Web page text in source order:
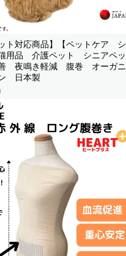
ット対応商品】【ペットケア シ
用品 介護ペット シニアペッ
夜鳴き軽減 腹巻 オーガニ
日本製